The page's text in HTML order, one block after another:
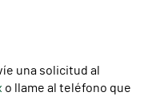
una solicitud al
o llame al teléfono que